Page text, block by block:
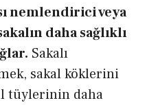
nemlendirici veya
daha sağlıklı
Sakalı
sakal köklerini
tüylerinin daha